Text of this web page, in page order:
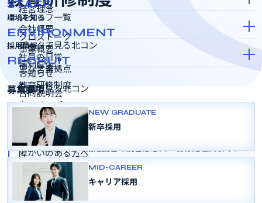
経営理念
会社概要
事業概要
主な営業拠点
動画で見る北コン
STAFF
スタッフ一覧
クロストーク
社員の日常
環境を知る
ENVIRONMENT
データで見る北コン
福利厚生
教育研修制度
キャリアパス
SDGSの取り組み
女性活躍推進
変革のあゆみ
採用情報
RECRUIT
お知らせ
合同説明会
インターンシップ＆キャリア
採用選考会
障がいのある方へ
よくある質問
採用パンフレット
募集要項
NEW GRADUATE
新卒採用
MID-CAREER
キャリア採用
内定
内定者課題（指定図書の読書感想文・情報処理試験のチ
ャレンジ支援）
入社